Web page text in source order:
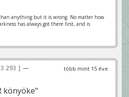
anything but it is wrong. No matter how
has always got there first, and is
több mint 15 éve
3 293
—
könyöke"